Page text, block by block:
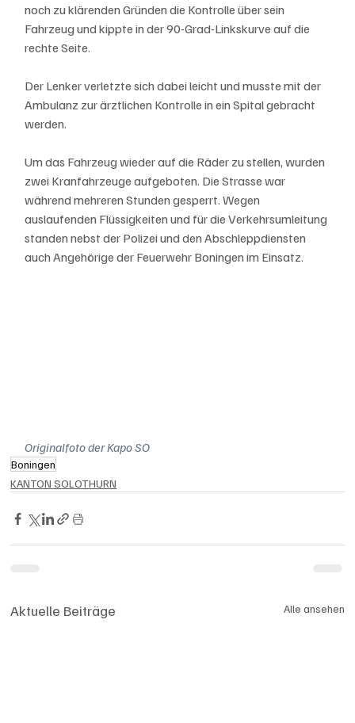
noch zu klärenden Gründen die Kontrolle über sein
Fahrzeug und kippte in der 90-Grad-Linkskurve auf die
rechte Seite.
Der Lenker verletzte sich dabei leicht und musste mit der
Ambulanz zur ärztlichen Kontrolle in ein Spital gebracht
werden.
Um das Fahrzeug wieder auf die Räder zu stellen, wurden
zwei Kranfahrzeuge aufgeboten. Die Strasse war
während mehreren Stunden gesperrt. Wegen
auslaufenden Flüssigkeiten und für die Verkehrsumleitung
standen nebst der Polizei und den Abschleppdiensten
auch Angehörige der Feuerwehr Boningen im Einsatz.
Originalfoto der Kapo SO
Boningen
KANTON SOLOTHURN
Aktuelle Beiträge Alle ansehen